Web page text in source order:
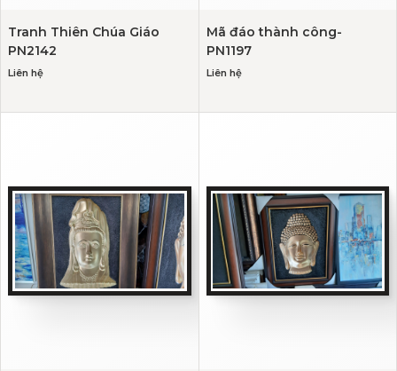
Tranh Thiên Chúa Giáo
PN2142
Liên hệ
Mã đáo thành công-
PN1197
Liên hệ